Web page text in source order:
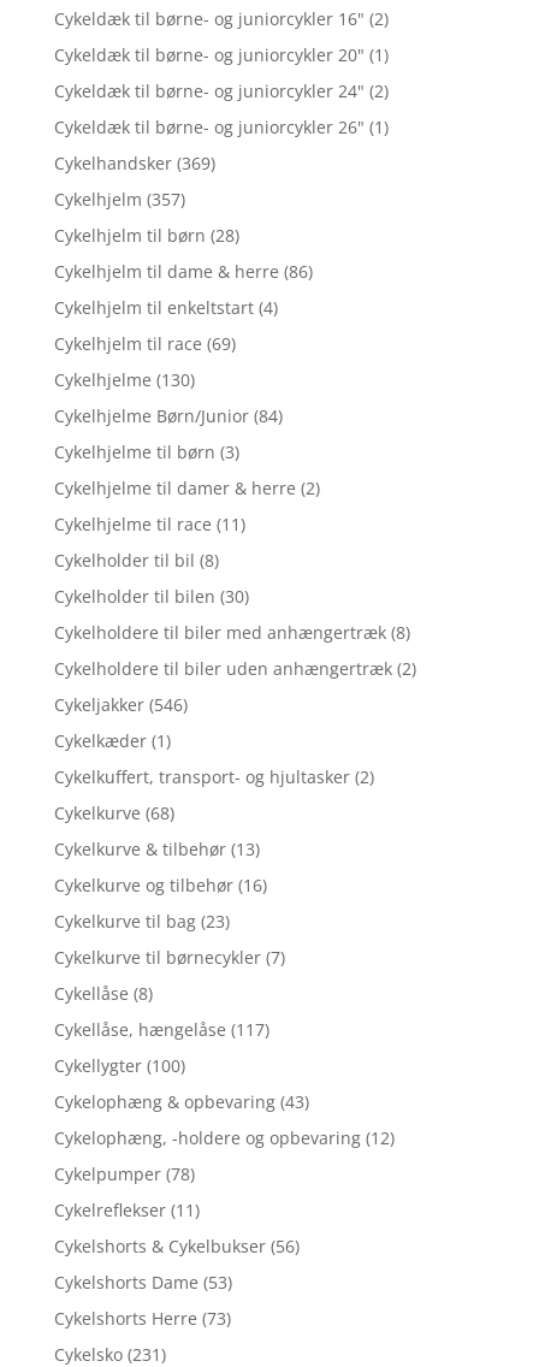
Cykeldæk til børne- og juniorcykler 16" (2)
Cykeldæk til børne- og juniorcykler 20" (1)
Cykeldæk til børne- og juniorcykler 24" (2)
Cykeldæk til børne- og juniorcykler 26" (1)
Cykelhandsker (369)
Cykelhjelm (357)
Cykelhjelm til børn (28)
Cykelhjelm til dame & herre (86)
Cykelhjelm til enkeltstart (4)
Cykelhjelm til race (69)
Cykelhjelme (130)
Cykelhjelme Børn/Junior (84)
Cykelhjelme til børn (3)
Cykelhjelme til damer & herre (2)
Cykelhjelme til race (11)
Cykelholder til bil (8)
Cykelholder til bilen (30)
Cykelholdere til biler med anhængertræk (8)
Cykelholdere til biler uden anhængertræk (2)
Cykeljakker (546)
Cykelkæder (1)
Cykelkuffert, transport- og hjultasker (2)
Cykelkurve (68)
Cykelkurve & tilbehør (13)
Cykelkurve og tilbehør (16)
Cykelkurve til bag (23)
Cykelkurve til børnecykler (7)
Cykellåse (8)
Cykellåse, hængelåse (117)
Cykellygter (100)
Cykelophæng & opbevaring (43)
Cykelophæng, -holdere og opbevaring (12)
Cykelpumper (78)
Cykelreflekser (11)
Cykelshorts & Cykelbukser (56)
Cykelshorts Dame (53)
Cykelshorts Herre (73)
Cykelsko (231)